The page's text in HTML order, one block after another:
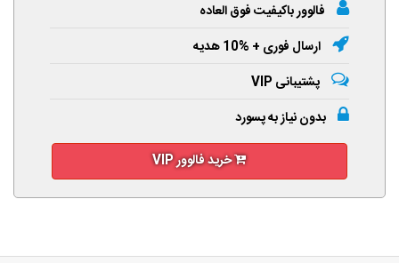
فالوور باکیفیت فوق العاده
ارسال فوری + %10 هدیه
پشتیبانی VIP
بدون نیاز به پسورد
خرید فالوور VIP